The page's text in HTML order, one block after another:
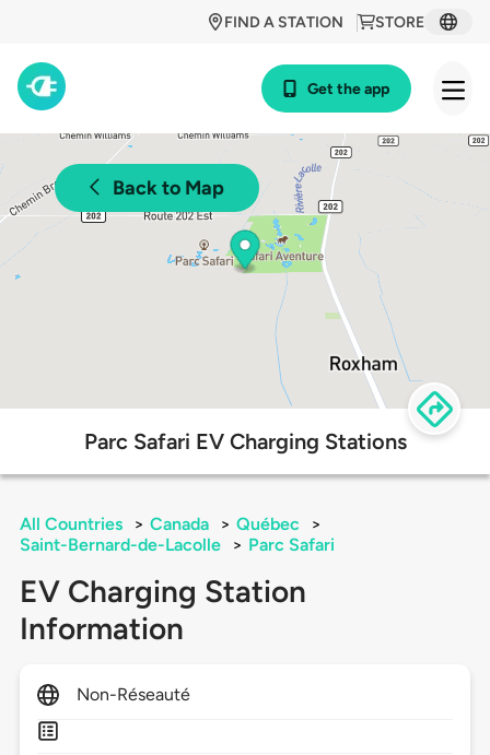
STORE
FIND A STATION
Get the app
Back to Map
Parc Safari EV Charging Stations
All Countries > Canada > Québec
>
Saint-Bernard-de-Lacolle
> Parc Safari
EV Charging Station
Information
Non-Réseauté